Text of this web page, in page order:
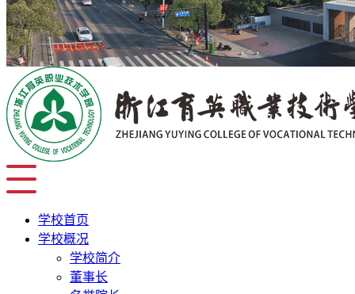
学校首页
学校概况
学校简介
董事长